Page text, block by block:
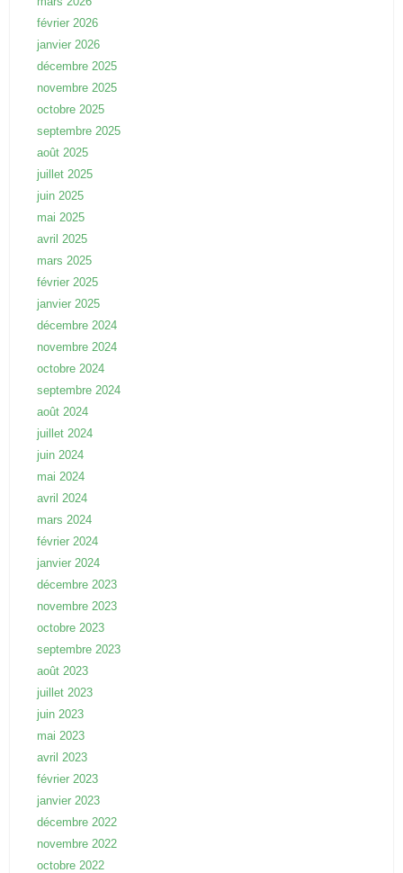
février 2026
janvier 2026
décembre 2025
novembre 2025
octobre 2025
septembre 2025
août 2025
juillet 2025
juin 2025
mai 2025
avril 2025
mars 2025
février 2025
janvier 2025
décembre 2024
novembre 2024
octobre 2024
septembre 2024
août 2024
juillet 2024
juin 2024
mai 2024
avril 2024
mars 2024
février 2024
janvier 2024
décembre 2023
novembre 2023
octobre 2023
septembre 2023
août 2023
juillet 2023
juin 2023
mai 2023
avril 2023
février 2023
janvier 2023
décembre 2022
novembre 2022
octobre 2022